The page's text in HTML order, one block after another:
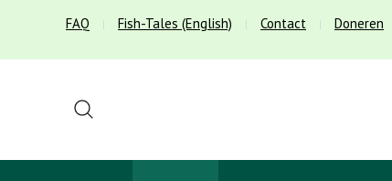
FAQ Fish-Tales (English) Contact Doneren